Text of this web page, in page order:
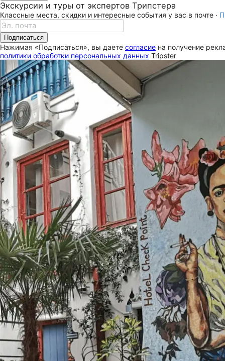
Экскурсии и туры от экспертов Трипстера
Классные места, скидки и интересные события у вас в почте ·
Подписаться
Нажимая «Подписаться», вы даете согласие на получение
политики обработки персональных данных Tripster